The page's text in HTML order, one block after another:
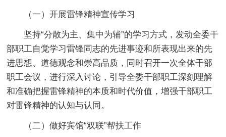
（一）开展雷锋精神宣传学习
坚持“分散为主、集中为辅”的学习方式，发动全委干
部职工自觉学习雷锋同志的先进事迹和所表现出来的先
进思想、道德观念和崇高品质，同时召开一次全体干部
职工会议，进行深入讨论，引导全委干部职工深刻理解
和准确把握雷锋精神的本质和时代价值，增强干部职工
对雷锋精神的认知与认同。
（二）做好宾馆“双联”帮扶工作